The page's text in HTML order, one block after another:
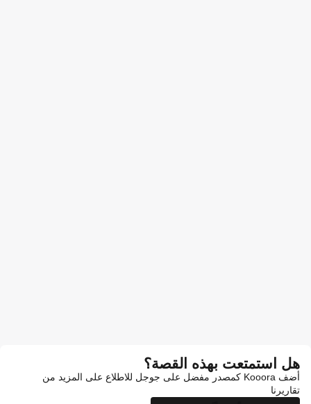
هل استمتعت بهذه القصة؟
أضف Kooora كمصدر مفضل على جوجل للاطلاع على المزيد من
تقاريرنا